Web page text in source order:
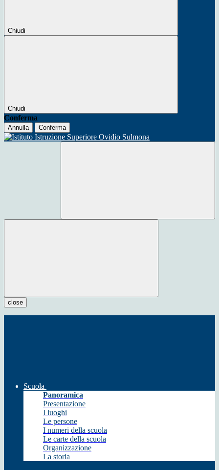
Chiudi
Chiudi
Conferma
Annulla Conferma
close
Scuola
Panoramica
Presentazione
I luoghi
Le persone
I numeri della scuola
Le carte della scuola
Organizzazione
La storia